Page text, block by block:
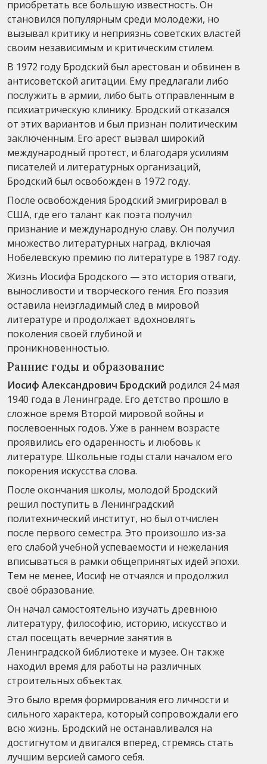
приобретать все большую известность. Он
становился популярным среди молодежи, но
вызывал критику и неприязнь советских властей
своим независимым и критическим стилем.
В 1972 году Бродский был арестован и обвинен в
антисоветской агитации. Ему предлагали либо
послужить в армии, либо быть отправленным в
психиатрическую клинику. Бродский отказался
от этих вариантов и был признан политическим
заключенным. Его арест вызвал широкий
международный протест, и благодаря усилиям
писателей и литературных организаций,
Бродский был освобожден в 1972 году.
После освобождения Бродский эмигрировал в
США, где его талант как поэта получил
признание и международную славу. Он получил
множество литературных наград, включая
Нобелевскую премию по литературе в 1987 году.
Жизнь Иосифа Бродского — это история отваги,
выносливости и творческого гения. Его поэзия
оставила неизгладимый след в мировой
литературе и продолжает вдохновлять
поколения своей глубиной и
проникновенностью.
Ранние годы и образование
Иосиф Александрович Бродский родился 24 мая
1940 года в Ленинграде. Его детство прошло в
сложное время Второй мировой войны и
послевоенных годов. Уже в раннем возрасте
проявились его одаренность и любовь к
литературе. Школьные годы стали началом его
покорения искусства слова.
После окончания школы, молодой Бродский
решил поступить в Ленинградский
политехнический институт, но был отчислен
после первого семестра. Это произошло из-за
его слабой учебной успеваемости и нежелания
вписываться в рамки общепринятых идей эпохи.
Тем не менее, Иосиф не отчаялся и продолжил
своё образование.
Он начал самостоятельно изучать древнюю
литературу, философию, историю, искусство и
стал посещать вечерние занятия в
Ленинградской библиотеке и музее. Он также
находил время для работы на различных
строительных объектах.
Это было время формирования его личности и
сильного характера, который сопровождали его
всю жизнь. Бродский не останавливался на
достигнутом и двигался вперед, стремясь стать
лучшим версией самого себя.